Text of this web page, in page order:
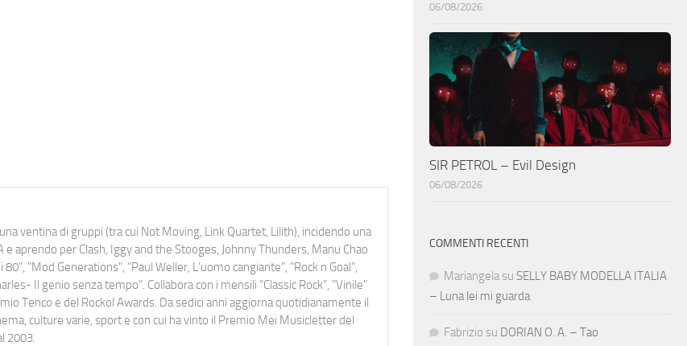
ventina di gruppi (tra cui Not Moving, Link Quartet, Lilith), incidendo una
aprendo per Clash, Iggy and the Stooges, Johnny Thunders, Manu Chao
"Mod Generations", "Paul Weller, L’uomo cangiante", "Rock n Goal",
Il genio senza tempo". Collabora con i mensili “Classic Rock”, "Vinile"
Tenco e del Rockol Awards. Da sedici anni aggiorna quotidianamente il
culture varie, sport e con cui ha vinto il Premio Mei Musicletter del
2003.
06/08/2026
SIR PETROL – Evil Design
06/08/2026
COMMENTI RECENTI
Mariangela su SELLY BABY MODELLA ITALIA
– Luna lei mi guarda
Fabrizio su DORIAN O. A. – Tao